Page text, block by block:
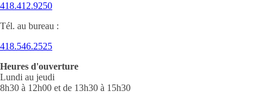
418.412.9250
Tél. au bureau :
418.546.2525
Heures d'ouverture
Lundi au jeudi
8h30 à 12h00 et de 13h30 à 15h30